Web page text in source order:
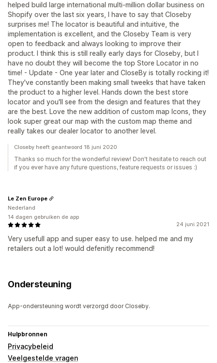
helped build large international multi-million dollar business on
Shopify over the last six years, I have to say that Closeby
surprises me! The locator is beautiful and intuitive, the
implementation is excellent, and the Closeby Team is very
open to feedback and always looking to improve their
product. I think this is still really early days for Closeby, but I
have no doubt they will become the top Store Locator in no
time! - Update - One year later and CloseBy is totally rocking it!
They've constantly been making small tweeks that have taken
the product to a higher level. Hands down the best store
locator and you'll see from the design and features that they
are the best. Love the new addition of custom map Icons, they
look super great our map with the custom map theme and
really takes our dealer locator to another level.
Closeby heeft geantwoord 18 juni 2020
Thanks so much for the wonderful review! Don't hesitate to reach out
if you ever have any future questions, feature requests or issues :)
24 juni 2021
Very usefull app and super easy to use. helped me and my
retailers out a lot! would defenitly recommend!
Le Zen Europe
Nederland
14 dagen gebruiken de app
Ondersteuning
App-ondersteuning wordt verzorgd door Closeby.
Hulpbronnen
Privacybeleid
Veelgestelde vragen